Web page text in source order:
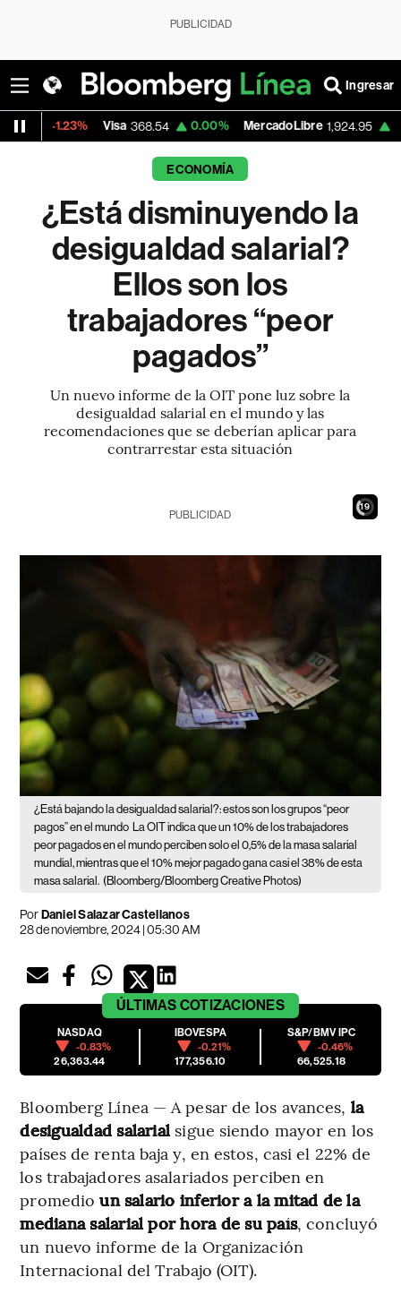
PUBLICIDAD
Ingresar
Visa 368.54 0.00% MercadoLibre 1,924.95 0.00%
ECONOMÍA
¿Está disminuyendo la
desigualdad salarial?
Ellos son los
trabajadores “peor
pagados”
Un nuevo informe de la OIT pone luz sobre la
desigualdad salarial en el mundo y las
recomendaciones que se deberían aplicar para
contrarrestar esta situación
18
PUBLICIDAD
¿Está bajando la desigualdad salarial?: estos son los grupos “peor
pagos” en el mundo
La OIT indica que un 10% de los trabajadores
peor pagados en el mundo perciben solo el 0,5% de la masa salarial
mundial, mientras que el 10% mejor pagado gana casi el 38% de esta
masa salarial. (Bloomberg/Bloomberg Creative Photos)
PorDaniel Salazar Castellanos
28 de noviembre, 2024 | 05:30 AM
ÚLTIMAS COTIZACIONES
NASDAQ
-0.83%
26,363.44
IBOVESPA
-0.21%
177,356.10
S&P/BMV IPC
-0.46%
66,525.18
Bloomberg Línea — A pesar de los avances, la
desigualdad salarial sigue siendo mayor en los
países de renta baja y, en estos, casi el 22% de
los trabajadores asalariados perciben en
promedioun salario inferior a la mitad de la
mediana salarial por hora de su país, concluyó
un nuevo informe de la Organización
Internacional del Trabajo (OIT).